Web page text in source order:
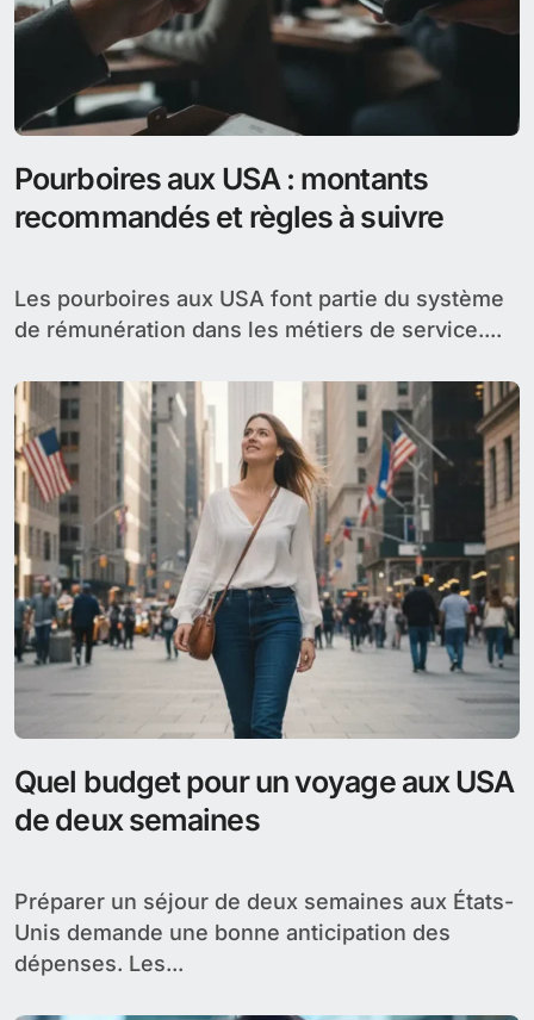
Pourboires aux USA : montants
recommandés et règles à suivre
Les pourboires aux USA font partie du système
de rémunération dans les métiers de service....
Quel budget pour un voyage aux USA
de deux semaines
Préparer un séjour de deux semaines aux États-
Unis demande une bonne anticipation des
dépenses. Les...